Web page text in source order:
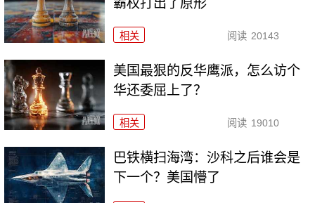
霸权打出了原形
相关 阅读 20143
美国最狠的反华鹰派，怎么访个
华还委屈上了？
相关 阅读 19010
巴铁横扫海湾：沙科之后谁会是
下一个？美国懵了